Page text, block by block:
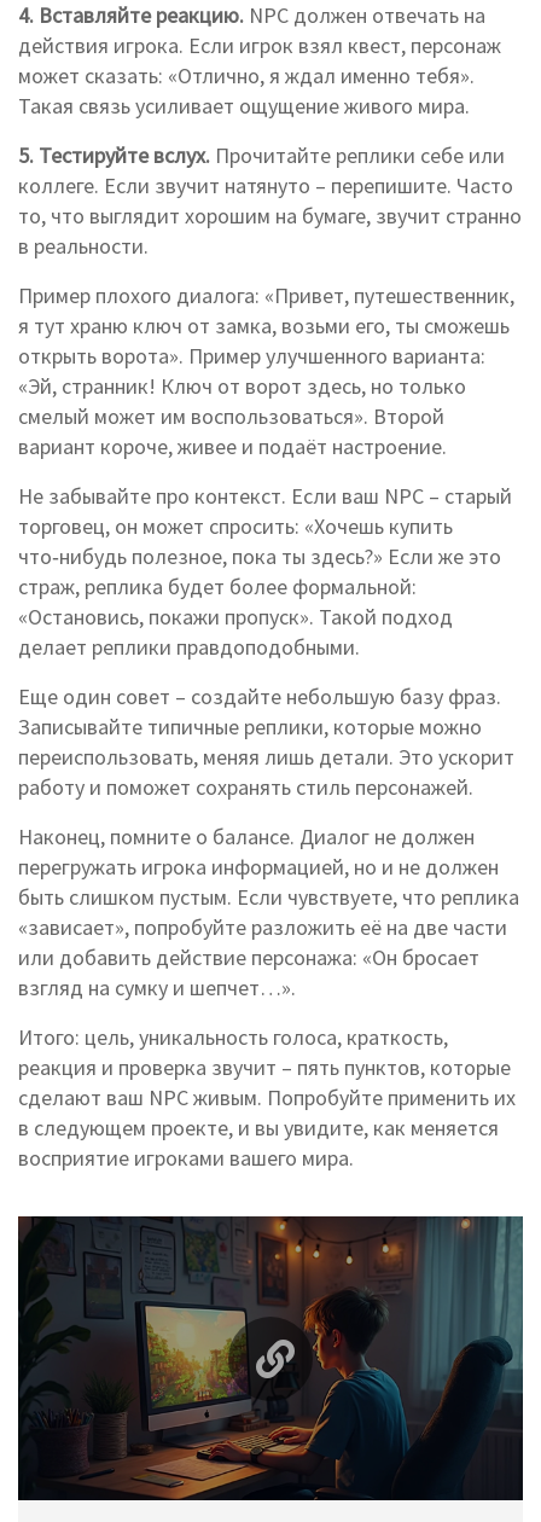
4. Вставляйте реакцию. NPC должен отвечать на
действия игрока. Если игрок взял квест, персонаж
может сказать: «Отлично, я ждал именно тебя».
Такая связь усиливает ощущение живого мира.
5. Тестируйте вслух. Прочитайте реплики себе или
коллеге. Если звучит натянуто – перепишите. Часто
то, что выглядит хорошим на бумаге, звучит странно
в реальности.
Пример плохого диалога: «Привет, путешественник,
я тут храню ключ от замка, возьми его, ты сможешь
открыть ворота». Пример улучшенного варианта:
«Эй, странник! Ключ от ворот здесь, но только
смелый может им воспользоваться». Второй
вариант короче, живее и подаёт настроение.
Не забывайте про контекст. Если ваш NPC – старый
торговец, он может спросить: «Хочешь купить
что‑нибудь полезное, пока ты здесь?» Если же это
страж, реплика будет более формальной:
«Остановись, покажи пропуск». Такой подход
делает реплики правдоподобными.
Еще один совет – создайте небольшую базу фраз.
Записывайте типичные реплики, которые можно
переиспользовать, меняя лишь детали. Это ускорит
работу и поможет сохранять стиль персонажей.
Наконец, помните о балансе. Диалог не должен
перегружать игрока информацией, но и не должен
быть слишком пустым. Если чувствуете, что реплика
«зависает», попробуйте разложить её на две части
или добавить действие персонажа: «Он бросает
взгляд на сумку и шепчет…».
Итого: цель, уникальность голоса, краткость,
реакция и проверка звучит – пять пунктов, которые
сделают ваш NPC живым. Попробуйте применить их
в следующем проекте, и вы увидите, как меняется
восприятие игроками вашего мира.